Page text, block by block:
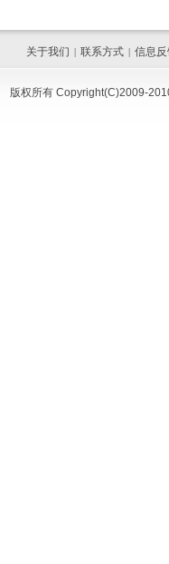
关于我们 | 联系方式 | 信息
版权所有 Copyright(C)2009-